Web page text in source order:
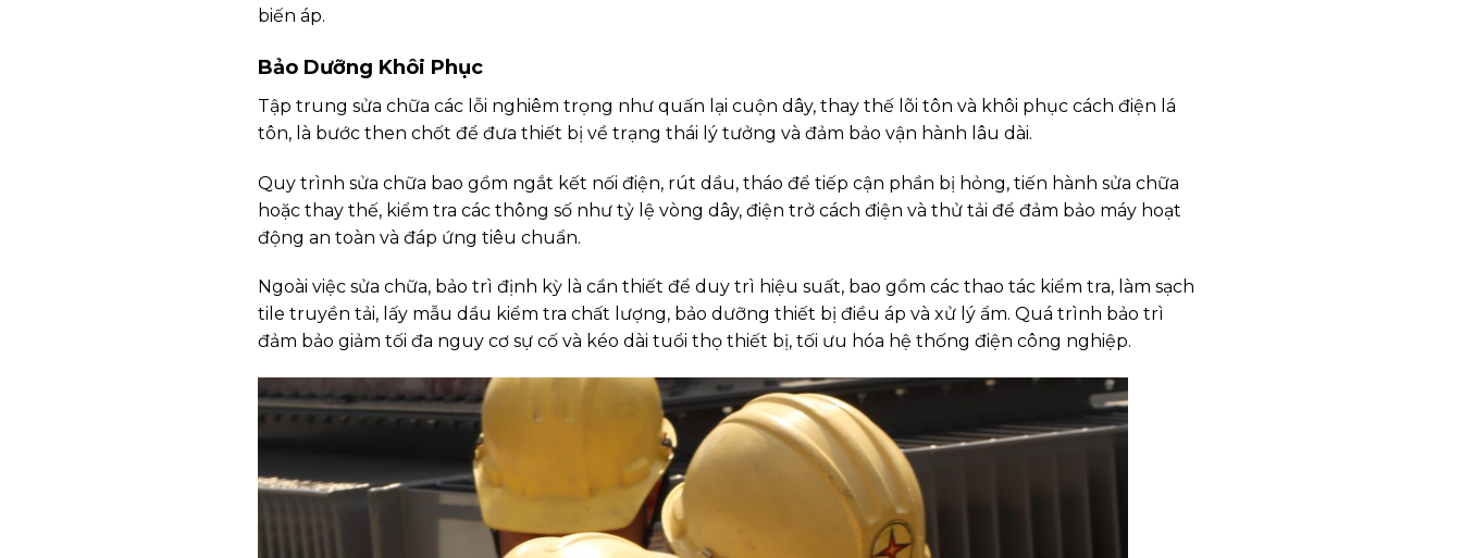
biến áp.
Bảo Dưỡng Khôi Phục
Tập trung sửa chữa các lỗi nghiêm trọng như quấn lại cuộn dây, thay thế lõi tôn và khôi phục cách điện lá
tôn, là bước then chốt để đưa thiết bị về trạng thái lý tưởng và đảm bảo vận hành lâu dài.
Quy trình sửa chữa bao gồm ngắt kết nối điện, rút dầu, tháo để tiếp cận phần bị hỏng, tiến hành sửa chữa
hoặc thay thế, kiểm tra các thông số như tỷ lệ vòng dây, điện trở cách điện và thử tải để đảm bảo máy hoạt
động an toàn và đáp ứng tiêu chuẩn.
Ngoài việc sửa chữa, bảo trì định kỳ là cần thiết để duy trì hiệu suất, bao gồm các thao tác kiểm tra, làm sạch
tile truyền tải, lấy mẫu dầu kiểm tra chất lượng, bảo dưỡng thiết bị điều áp và xử lý ẩm. Quá trình bảo trì
đảm bảo giảm tối đa nguy cơ sự cố và kéo dài tuổi thọ thiết bị, tối ưu hóa hệ thống điện công nghiệp.